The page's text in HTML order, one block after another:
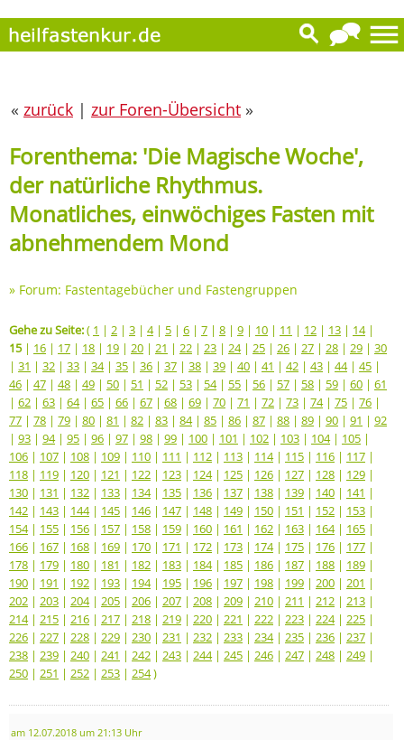
« zurück | zur Foren-Übersicht »
Forenthema: 'Die Magische Woche',
der natürliche Rhythmus.
Monatliches, einwöchiges Fasten mit
abnehmendem Mond
» Forum: Fastentagebücher und Fastengruppen
Gehe zu Seite:( 1 | 2 | 3 | 4| 5 | 6 | 7 | 8 | 9 | 10 | 11 | 12 | 13 | 14|
15| 16 | 17 | 18 | 19 | 20 | 21 | 22 | 23 | 24| 25 | 26 | 27 | 28 | 29 | 30
| 31 | 32 | 33 | 34| 35 | 36 | 37 | 38 | 39 | 40 | 41 | 42 | 43 | 44| 45 |
46 | 47 | 48 | 49 | 50 | 51 | 52 | 53 | 54| 55 | 56 | 57 | 58 | 59 | 60 | 61
| 62 | 63 | 64| 65 | 66 | 67 | 68 | 69 | 70 | 71 | 72 | 73 | 74| 75 | 76 |
77 | 78 | 79 | 80 | 81 | 82 | 83 | 84| 85 | 86 | 87 | 88 | 89 | 90 | 91 | 92
| 93 | 94| 95 | 96 | 97 | 98 | 99 | 100 | 101 | 102 | 103 | 104| 105 |
106 | 107 | 108 | 109 | 110 | 111 | 112 | 113 | 114| 115 | 116 | 117 |
118 | 119 | 120 | 121 | 122 | 123 | 124| 125 | 126 | 127 | 128 | 129 |
130 | 131 | 132 | 133 | 134| 135 | 136 | 137 | 138 | 139 | 140 | 141 |
142 | 143 | 144| 145 | 146 | 147 | 148 | 149 | 150 | 151 | 152 | 153 |
154| 155 | 156 | 157 | 158 | 159 | 160 | 161 | 162 | 163 | 164| 165 |
166 | 167 | 168 | 169 | 170 | 171 | 172 | 173 | 174| 175 | 176 | 177 |
178 | 179 | 180 | 181 | 182 | 183 | 184| 185 | 186 | 187 | 188 | 189 |
190 | 191 | 192 | 193 | 194| 195 | 196 | 197 | 198 | 199 | 200 | 201 |
202 | 203 | 204| 205 | 206 | 207 | 208 | 209 | 210 | 211 | 212 | 213 |
214| 215 | 216 | 217 | 218 | 219 | 220 | 221 | 222 | 223 | 224| 225 |
226 | 227 | 228 | 229 | 230 | 231 | 232 | 233 | 234| 235 | 236 | 237 |
238 | 239 | 240 | 241 | 242 | 243 | 244| 245 | 246 | 247 | 248 | 249 |
250 | 251 | 252 | 253 | 254)
am 12.07.2018 um 21:13 Uhr